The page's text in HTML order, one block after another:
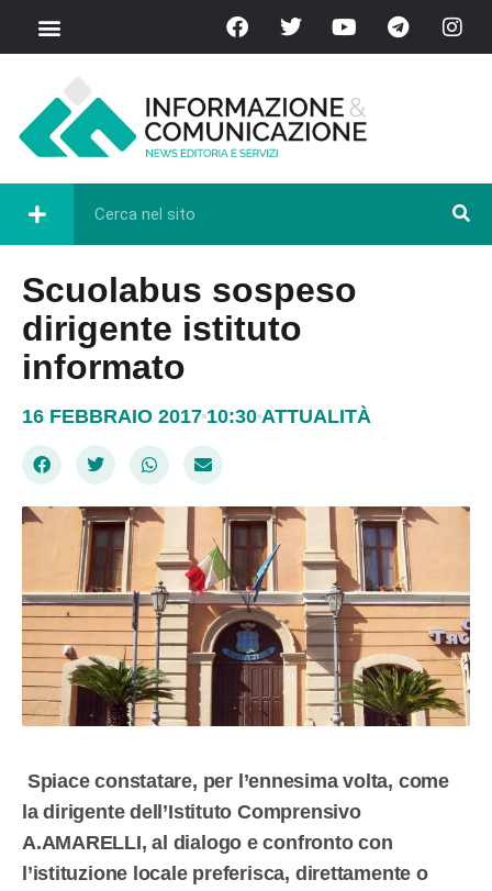
Scuolabus sospeso
dirigente istituto
informato
16 FEBBRAIO 2017 10:30 ATTUALITÀ
Spiace constatare, per l’ennesima volta, come
la dirigente dell’Istituto Comprensivo
A.AMARELLI, al dialogo e confronto con
l’istituzione locale preferisca, direttamente o